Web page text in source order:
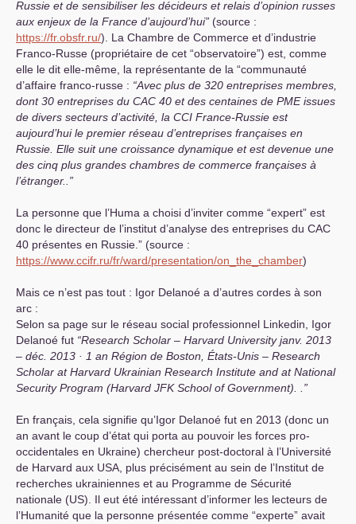
Russie et de sensibiliser les décideurs et relais d’opinion russes
aux enjeux de la France d’aujourd’hui” (source :
https://fr.obsfr.ru/). La Chambre de Commerce et d’industrie
Franco-Russe (propriétaire de cet “observatoire”) est, comme
elle le dit elle-même, la représentante de la “communauté
d’affaire franco-russe : “Avec plus de 320 entreprises membres,
dont 30 entreprises du CAC 40 et des centaines de PMEissues
de divers secteurs d’activité, la CCI France-Russie est
aujourd’hui le premier réseau d’entreprises françaises en
Russie. Elle suit une croissance dynamique et est devenue une
des cinq plus grandes chambres de commerce françaises à
l’étranger..”
La personne que l’Huma a choisi d’inviter comme “expert” est
donc le directeur de l’institut d’analyse des entreprises du CAC
40 présentes en Russie.” (source :
https://www.ccifr.ru/fr/ward/presentation/on_the_chamber)
Mais ce n’est pas tout : Igor Delanoé a d’autres cordes à son
arc :
Selon sa page sur le réseau social professionnel Linkedin, Igor
Delanoé fut “Research Scholar – Harvard University janv. 2013
– déc. 2013 · 1 an Région de Boston, États-Unis – Research
Scholar at Harvard Ukrainian Research Institute and at National
Security Program (Harvard JFKSchool of Government). .”
En français, cela signifie qu’Igor Delanoé fut en 2013 (donc un
an avant le coup d’état qui porta au pouvoir les forces pro-
occidentales en Ukraine) chercheur post-doctoral à l’Université
de Harvard aux USA , plus précisément au sein de l’Institut de
recherches ukrainiennes et au Programme de Sécurité
nationale (US). Il eut été intéressant d’informer les lecteurs de
l’Humanité que la personne présentée comme “experte” avait